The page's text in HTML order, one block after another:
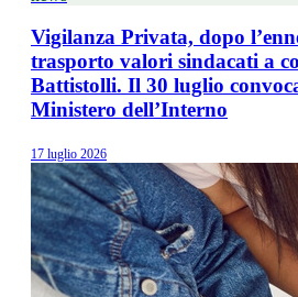
Vigilanza Privata, dopo
trasporto valori sindacati a
Battistolli. Il 30 luglio
Ministero dell’Interno
17 luglio 2026